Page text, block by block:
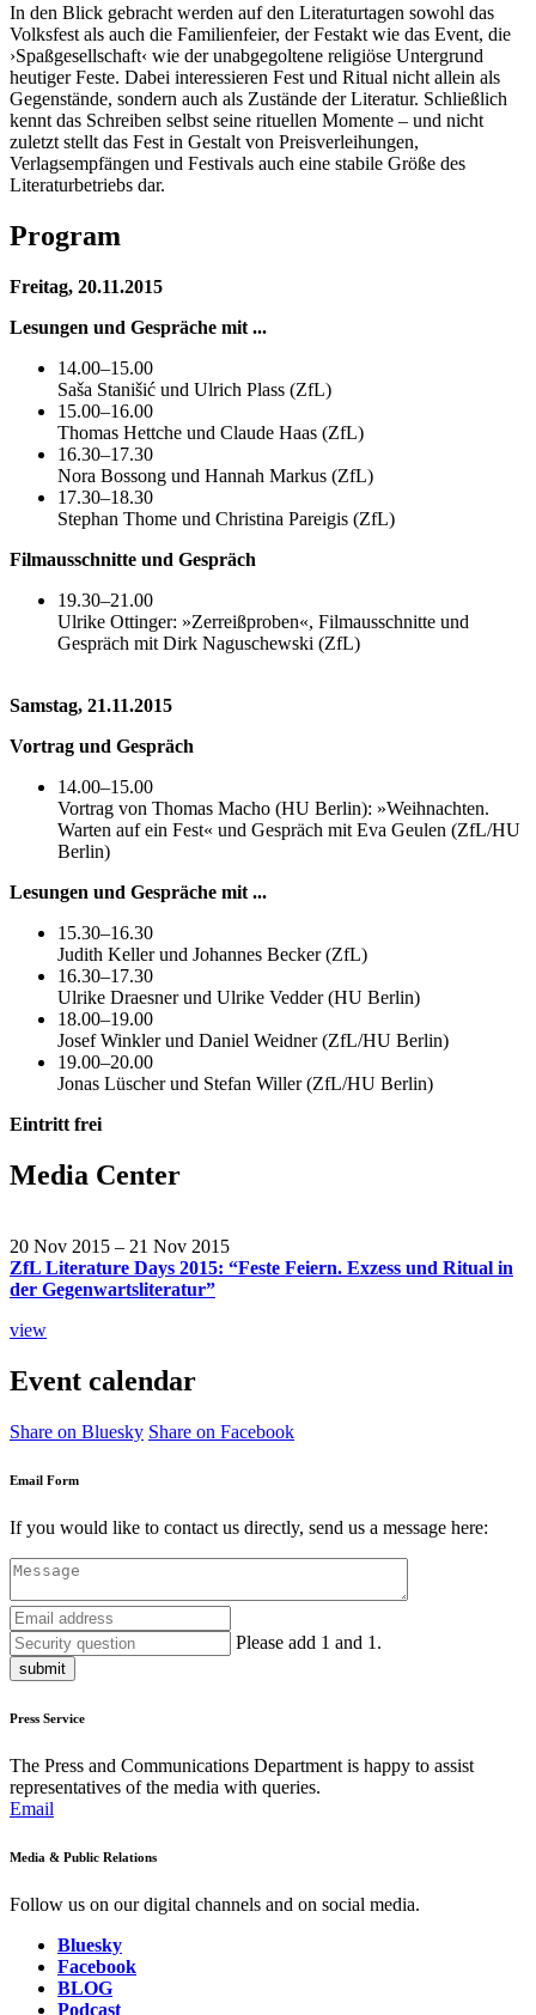
In den Blick gebracht werden auf den Literaturtagen sowohl das
Volksfest als auch die Familienfeier, der Festakt wie das Event, die
›Spaßgesellschaft‹ wie der unabgegoltene religiöse Untergrund
heutiger Feste. Dabei interessieren Fest und Ritual nicht allein als
Gegenstände, sondern auch als Zustände der Literatur. Schließlich
kennt das Schreiben selbst seine rituellen Momente – und nicht
zuletzt stellt das Fest in Gestalt von Preisverleihungen,
Verlagsempfängen und Festivals auch eine stabile Größe des
Literaturbetriebs dar.
Program
Freitag, 20.11.2015
Lesungen und Gespräche mit ...
14.00–15.00
Saša Stanišić und Ulrich Plass (ZfL)
15.00–16.00
Thomas Hettche und Claude Haas (ZfL)
16.30–17.30
Nora Bossong und Hannah Markus (ZfL)
17.30–18.30
Stephan Thome und Christina Pareigis (ZfL)
Filmausschnitte und Gespräch
19.30–21.00
Ulrike Ottinger: »Zerreißproben«, Filmausschnitte und
Gespräch mit Dirk Naguschewski (ZfL)
Samstag, 21.11.2015
Vortrag und Gespräch
14.00–15.00
Vortrag von Thomas Macho (HU Berlin): »Weihnachten.
Warten auf ein Fest« und Gespräch mit Eva Geulen (ZfL/HU
Berlin)
Lesungen und Gespräche mit ...
15.30–16.30
Judith Keller und Johannes Becker (ZfL)
16.30–17.30
Ulrike Draesner und Ulrike Vedder (HU Berlin)
18.00–19.00
Josef Winkler und Daniel Weidner (ZfL/HU Berlin)
19.00–20.00
Jonas Lüscher und Stefan Willer (ZfL/HU Berlin)
Eintritt frei
Media Center
20 Nov 2015 – 21 Nov 2015
ZfL Literature Days 2015: “Feste Feiern. Exzess und Ritual in
der Gegenwartsliteratur”
view
Event calendar
Share on Bluesky Share on Facebook
Email Form
If you would like to contact us directly, send us a message here:
Please add 1 and 1.
submit
Press Service
The Press and Communications Department is happy to assist
representatives of the media with queries.
Email
Media & Public Relations
Follow us on our digital channels and on social media.
Bluesky
Facebook
BLOG
Podcast